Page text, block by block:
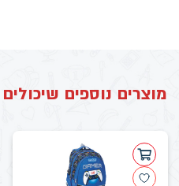
מוצרים נוספים